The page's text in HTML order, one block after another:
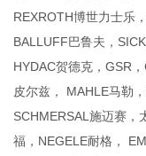
REXROTH博世力士乐
BALLUFF巴鲁夫，
HYDAC贺德克，GSR
皮尔兹， MAHLE马勒
SCHMERSAL施迈赛，
福，NEGELE耐格，